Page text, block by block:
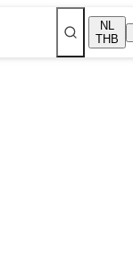
NL
THB